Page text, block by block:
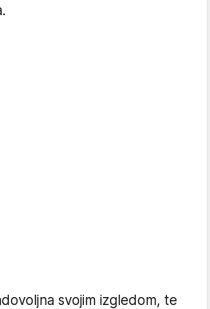
svojim izgledom, te